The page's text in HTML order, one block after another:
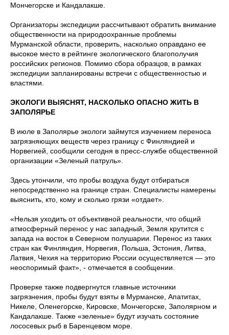
Мончегорске и Кандалакше.
Организаторы экспедиции рассчитывают обратить внимание
общественности на природоохранные проблемы
Мурманской области, проверить, насколько оправдано ее
высокое место в рейтинге экологического благополучия
российских регионов. Помимо сбора образцов, в рамках
экспедиции запланированы встречи с общественностью и
властями.
ЭКОЛОГИ ВЫЯСНЯТ, НАСКОЛЬКО ОПАСНО ЖИТЬ В
ЗАПОЛЯРЬЕ
В июле в Заполярье экологи займутся изучением переноса
загрязняющих веществ через границу с Финляндией и
Норвегией, сообщили сегодня в пресс-службе общественной
организации «Зеленый патруль».
Здесь утончили, что пробы воздуха будут отбираться
непосредственно на границе стран. Специалисты намерены
выяснить, кто, кому и сколько грязи «отдает».
«Нельзя уходить от объективной реальности, что общий
атмосферный перенос у нас западный, Земля крутится с
запада на восток в Северном полушарии. Перенос из таких
стран как Финляндия, Норвегия, Польша, Эстония, Литва,
Латвия, Чехия на территорию России осуществляется — это
неоспоримый факт», - отмечается в сообщении.
Проверке также подвергнутся главные источники
загрязнения, пробы будут взяты в Мурманске, Апатитах,
Никеле, Оленегорске, Кировске, Мончегорске, Заполярном и
Кандалакше. Также «зеленые» будут изучать состояние
лососевых рыб в Баренцевом море.